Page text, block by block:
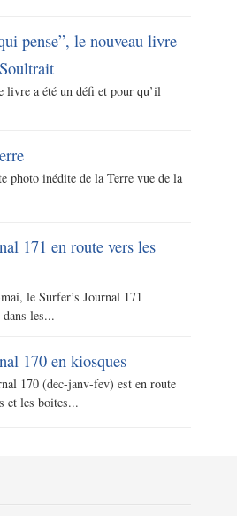
pense”, le nouveau livre
livre a été un défi et pour qu’il
photo inédite de la Terre vue de la
171 en route vers les
le Surfer’s Journal 171
dans les...
170 en kiosques
170 (dec-janv-fev) est en route
et les boites...